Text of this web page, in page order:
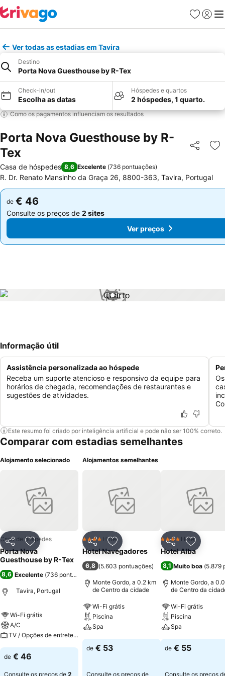
Favoritos
Iniciar
Ver todas as estadias em Tavira
Destino
Porta Nova Guesthouse by R-Tex
Check-in/out
Escolha as datas
Hóspedes e quartos
2 hóspedes, 1 quarto.
Como os pagamentos influenciam os resultados
Porta Nova Guesthouse by R-
Tex
Partilhar
Casa de hóspedes 8,6 Excelente (736 pontuações)
R. Dr. Renato Mansinho da Graça 26, 8800-363, Tavira, Portugal
de € 46
Consulte os preços de 2 sites
de € 46
Consulte os preços de 2 sites
Ver preços
1 / 1
Informação útil
Assistência personalizada ao hóspede
Receba um suporte atencioso e responsivo da equipe para
horários de chegada, recomendações de restaurantes e
sugestões de atividades.
Este resumo foi criado por inteligência artificial e pode não ser 100% correto.
Comparar com estadias semelhantes
Alojamento selecionado
PartilharAdicionar aos favoritos
Casa de hóspedes
Porta Nova
Guesthouse by R-Tex
8,6 Excelente (736 pontuações
Tavira, Portugal
Wi-Fi grátis
A/C
TV / Opções de entretenimento
de € 46
Consulte os preços de 2
Alojamentos semelhantes
PartilharAdicionar aos favoritos
4 EstrelasHotel
Hotel Navegadores
6,8 (5.603 pontuações)
Monte Gordo, a 0.2 km
de Centro da cidade
Wi-Fi grátis
Piscina
Spa
de € 53
Consulte os preços de
Partilhar
4 EstrelasHotel
Hotel Alba
8,1 Muito boa (5.879
Monte Gordo, a
de Centro da
Wi-Fi grátis
Piscina
Spa
de € 55
Consulte os preços